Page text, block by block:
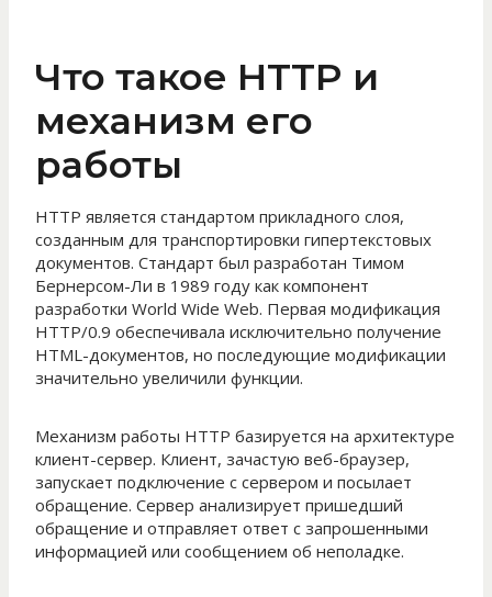
Что такое HTTP и
механизм его
работы
HTTP является стандартом прикладного слоя,
созданным для транспортировки гипертекстовых
документов. Стандарт был разработан Тимом
Бернерсом-Ли в 1989 году как компонент
разработки World Wide Web. Первая модификация
HTTP/0.9 обеспечивала исключительно получение
HTML-документов, но последующие модификации
значительно увеличили функции.
Механизм работы HTTP базируется на архитектуре
клиент-сервер. Клиент, зачастую веб-браузер,
запускает подключение с сервером и посылает
обращение. Сервер анализирует пришедший
обращение и отправляет ответ с запрошенными
информацией или сообщением об неполадке.